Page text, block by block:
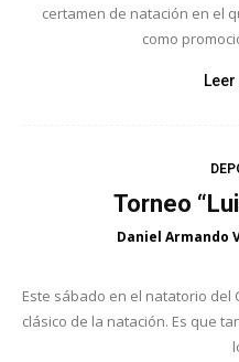
certamen de natación en el
como
Torneo
Daniel Armando
Este sábado en el natatorio del
clásico de la natación. Es que